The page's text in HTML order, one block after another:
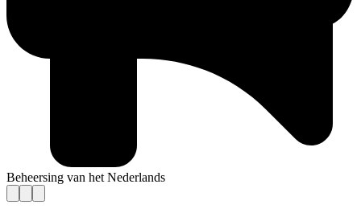
Beheersing van het Nederlands